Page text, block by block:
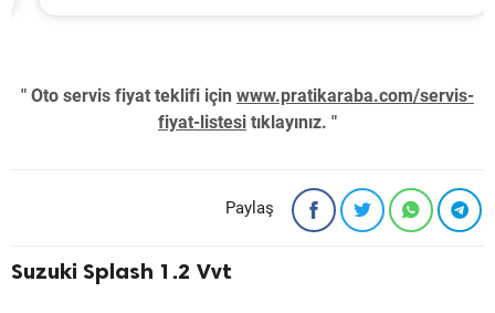
" Oto servis fiyat teklifi için www.pratikaraba.com/servis-
fiyat-listesi tıklayınız. "
Paylaş
Suzuki Splash 1.2 Vvt